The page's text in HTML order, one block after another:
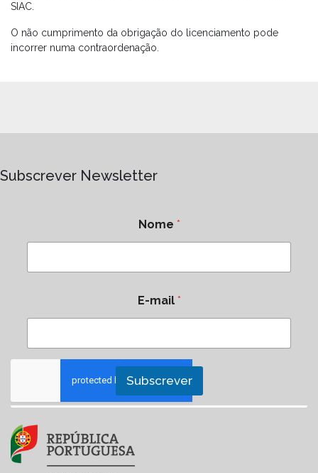
SIAC.
O não cumprimento da obrigação do licenciamento pode
incorrer numa contraordenação.
Subscrever Newsletter
Nome *
E-mail *
Subscrever